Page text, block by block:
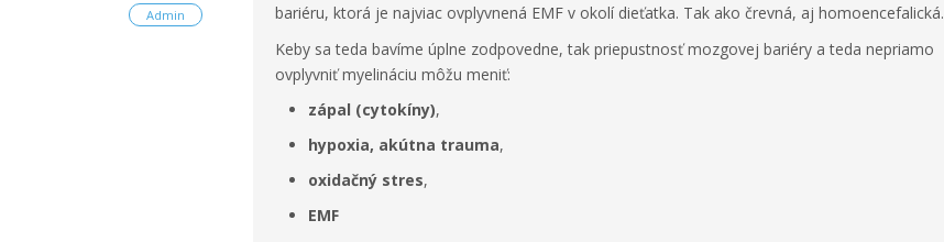
Admin
bariéru, ktorá je najviac ovplyvnená EMF v okolí dieťatka. Tak ako črevná, aj homoencefalická.
Keby sa teda bavíme úplne zodpovedne, tak priepustnosť mozgovej bariéry a teda nepriamo
ovplyvniť myelináciu môžu meniť:
zápal (cytokíny),
hypoxia, akútna trauma,
oxidačný stres,
EMF